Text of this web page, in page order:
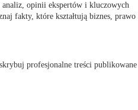
analiz, opinii ekspertów i kluczowych
fakty, które kształtują biznes, prawo
profesjonalne treści publikowane